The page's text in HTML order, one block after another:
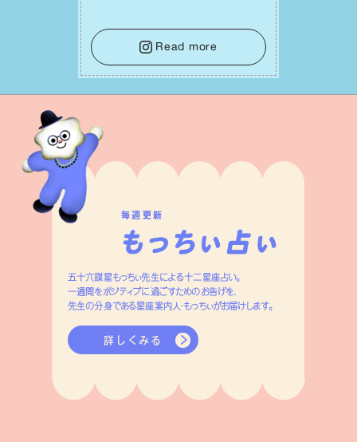
せになっていくイメージを持って⼀歩を
踏み出して。⼀⼈⼀⼈の良いところが混
ざり合い、ハッピーな未来が形作られて
いきます。
Read more
毎週更新
五十六謀星もっちぃ先生による十二星座占い。
一週間をポジティブに過ごすためのお告げを、
先生の分身である星座案内人・もっちぃがお届けします。
詳しくみる